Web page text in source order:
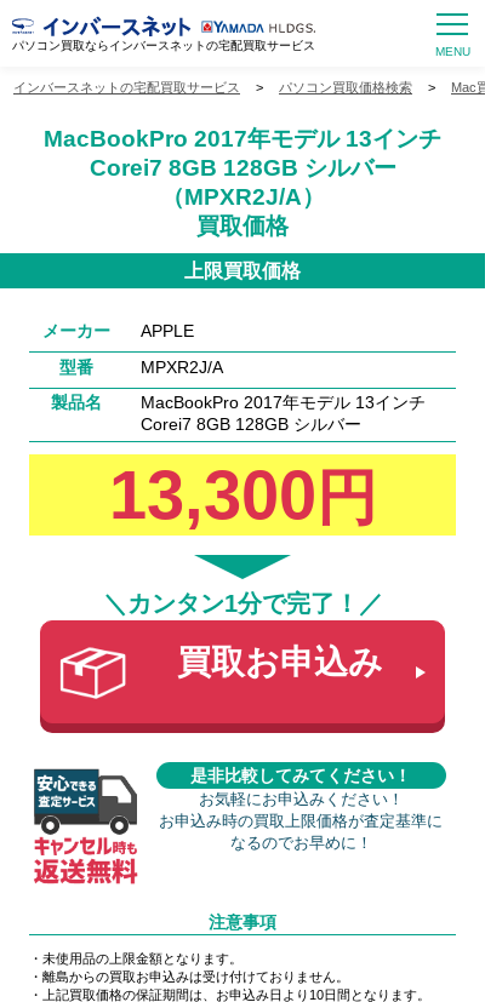
パソコン買取ならインバースネットの宅配買取サービス
インバースネットの宅配買取サービス > パソコン買取価格検索 > Mac
MacBookPro 2017年モデル 13インチ
Corei7 8GB 128GB シルバー
（MPXR2J/A）
買取価格
上限買取価格
メーカー
APPLE
型番
MPXR2J/A
製品名
MacBookPro 2017年モデル 13インチ
Corei7 8GB 128GB シルバー
13,300 円
＼カンタン1分で完了！／
買取お申込み
是非比較してみてください！
お気軽にお申込みください！
お申込み時の買取上限価格が査定基準に
なるのでお早めに！
注意事項
・未使用品の上限金額となります。
・離島からの買取お申込みは受け付けておりません。
・上記買取価格の保証期間は、お申込み日より10日間となります。